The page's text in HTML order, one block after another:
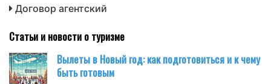
Договор агентский
Статьи и новости о туризме
Вылеты в Новый год: как подготовиться и к чему
быть готовым